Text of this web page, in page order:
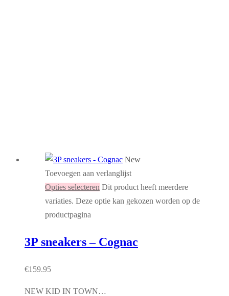
New
Toevoegen aan verlanglijst
Opties selecteren Dit product heeft meerdere
variaties. Deze optie kan gekozen worden op de
productpagina
3P sneakers – Cognac
€159.95
NEW KID IN TOWN…